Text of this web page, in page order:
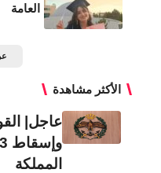
العامة
الأكثر مشاهدة
عاجل|
المملكة